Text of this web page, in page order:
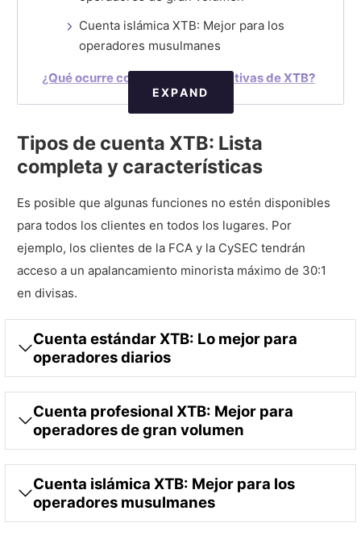
Cuenta islámica XTB: Mejor para los
operadores musulmanes
¿Qué ocurre con las cuentas inactivas de XTB?
EXPAND
Tipos de cuenta XTB: Lista
completa y características
Es posible que algunas funciones no estén disponibles
para todos los clientes en todos los lugares. Por
ejemplo, los clientes de la FCA y la CySEC tendrán
acceso a un apalancamiento minorista máximo de 30:1
en divisas.
Cuenta estándar XTB: Lo mejor para
operadores diarios
Cuenta profesional XTB: Mejor para
operadores de gran volumen
Cuenta islámica XTB: Mejor para los
operadores musulmanes